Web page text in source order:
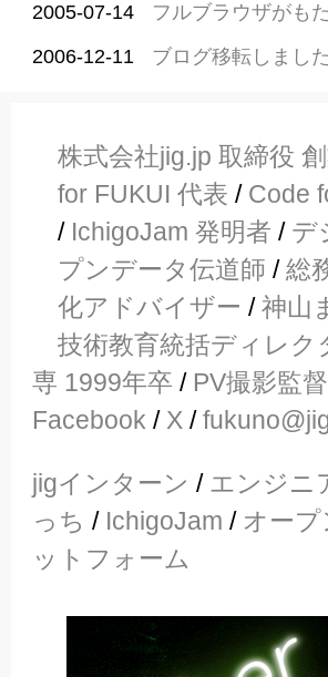
2005-07-14 フルブラウザがも
2006-12-11 ブログ移転しました
株式会社jig.jp 取締役
for FUKUI 代表 / Code
/ IchigoJam 発明者 / デ
プンデータ伝道師 /総
化アドバイザー /神山
技術教育統括ディレク
専 1999年卒 / PV撮影監
Facebook / X /
jigインターン / エンジニ
っち / IchigoJam / オープ
ットフォーム